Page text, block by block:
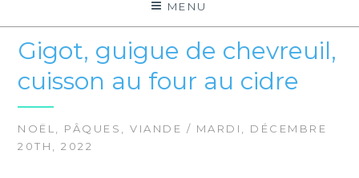
MENU
Gigot, guigue de chevreuil,
cuisson au four au cidre
NOËL PÂQUES ,VIANDE / MARDI, DÉCEMBRE
20TH, 2022